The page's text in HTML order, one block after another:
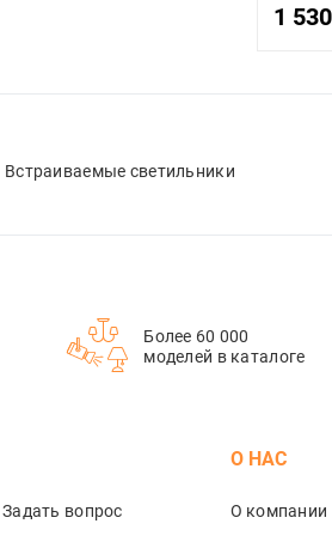
1
Встраиваемые светильники
Более 60 000
моделей в каталоге
Задать вопрос
О НАС
О компании